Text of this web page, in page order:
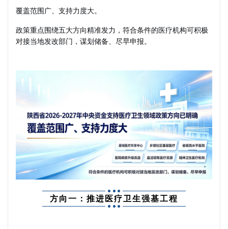
覆盖范围广、支持力度大。
政策重点围绕五大方向精准发力，符合条件的医疗机构可积极
对接当地发改部门，谋划储备、尽早申报。
方向一：推进医疗卫生强基工程